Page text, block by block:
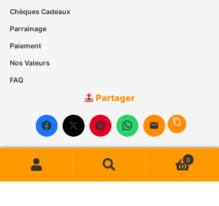
Chèques Cadeaux
Parrainage
Paiement
Nos Valeurs
FAQ
Partager
© 2007-2026 Case des Îles • Tous droits réservés
0